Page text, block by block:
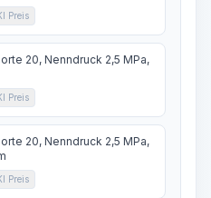
Preis
20, Nenndruck 2,5 MPa,
Preis
20, Nenndruck 2,5 MPa,
Preis